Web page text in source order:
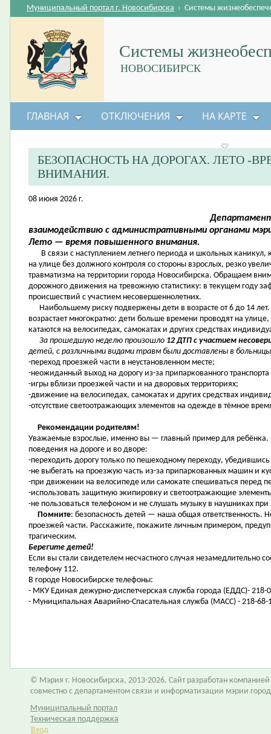
Системы
НОВОСИБИРСК
Муниципальный портал г. Новосибирска › Системы
ГЛАВНАЯ ОТКЛЮЧЕНИЯ НА КАРТЕ
БЕЗОПАСНОСТЬ НА ДОРОГАХ. ЛЕТО -
ВНИМАНИЯ.
08 июня 2026 г.
взаимодействию с административными органами
Лето — время повышенного внимания.
В связи с наступлением летнего периода и школьных каникул,
на улице без должного контроля со стороны взрослых, резко
травматизма на территории города Новосибирска. Обращаем
дорожного движения на тревожную статистику: в текущем году
происшествий с участием несовершеннолетних.
Наибольшему риску подвержены дети в возрасте от 6 до 14 лет.
возрастает многократно: дети больше времени проводят на
катаются на велосипедах, самокатах и других средствах
За прошедшую неделю произошло 12 ДТП с участием
детей, с различными видами травм были доставлены в
-переход проезжей части в неустановленном месте;
-неожиданный выход на дорогу из-за припаркованного
-игры вблизи проезжей части и на дворовых территориях;
-движение на велосипедах, самокатах и других средствах
-отсутствие светоотражающих элементов на одежде в тёмное
Рекомендации родителям!
Уважаемые взрослые, именно вы — главный пример для ребёнка.
поведения на дороге и во дворе:
-переходить дорогу только по пешеходному переходу,
-не выбегать на проезжую часть из-за припаркованных машин и
-при движении на велосипеде или самокате спешиваться перед
-использовать защитную экипировку и светоотражающие
-не пользоваться телефоном и не слушать музыку в наушниках
Помните: безопасность детей — наша общая ответственность.
проезжей части. Расскажите, покажите личным примером,
трагическим.
Берегите детей!
Если вы стали свидетелем несчастного случая незамедлительно
телефону 112.
В городе Новосибирске телефоны:
- МКУ Единая дежурно-диспетчерская служба города (ЕДДС)- 218-
- Муниципальная Аварийно-Спасательная служба (МАСС) - 218-68-
© Мэрия г. Новосибирска, 2013-2026. Сайт разработан компанией
совместно с департаментом связи и информатизации мэрии
Муниципальный портал
Техническая поддержка
Вход